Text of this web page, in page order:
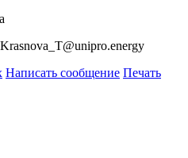
Написать сообщение Печать